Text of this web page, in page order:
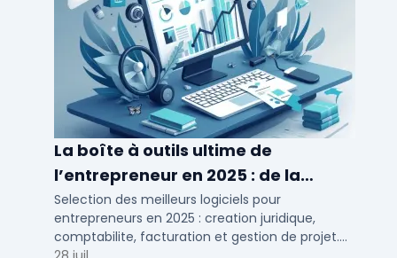
La boîte à outils ultime de
l’entrepreneur en 2025 : de la
création à la gestion
Selection des meilleurs logiciels pour
entrepreneurs en 2025 : creation juridique,
comptabilite, facturation et gestion de projet.